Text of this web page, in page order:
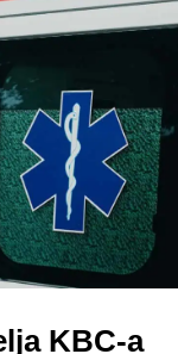
KBC-a